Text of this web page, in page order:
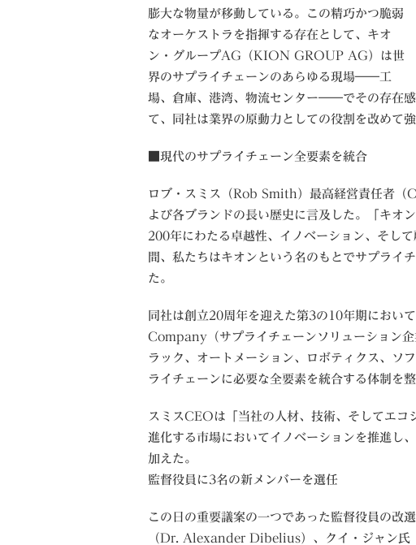
膨大な物量が移動している。この精巧かつ脆弱
なオーケストラを指揮する存在として、キオ
ン・グループAG（KION GROUP AG）は世
界のサプライチェーンのあらゆる現場――工
場、倉庫、港湾、物流センター――でその存在
て、同社は業界の原動力としての役割を改めて強
■現代のサプライチェーン全要素を統合
ロブ・スミス（Rob Smith）最高経営責任者（
よび各ブランドの長い歴史に言及した。「キオ
200年にわたる卓越性、イノベーション、そし
間、私たちはキオンという名のもとでサプライ
た。
同社は創立20周年を迎えた第3の10年期にお
Company（サプライチェーンソリューション
ラック、オートメーション、ロボティクス、ソ
ライチェーンに必要な全要素を統合する体制を整
スミスCEOは「当社の人材、技術、そしてエ
進化する市場においてイノベーションを推進し
加えた。
監督役員に3名の新メンバーを選任
この日の重要議案の一つであった監督役員の改
（Dr. Alexander Dibelius）、クイ・ジャン氏